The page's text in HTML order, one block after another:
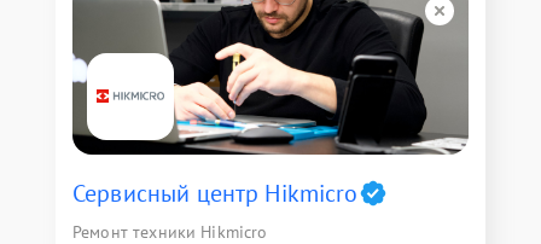
Сервисный центр Hikmicro
Ремонт техники Hikmicro